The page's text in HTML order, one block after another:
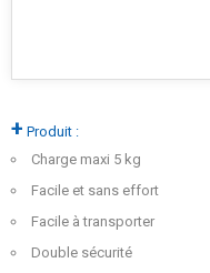
+ Produit :
Charge maxi 5 kg
Facile et sans effort
Facile à transporter
Double sécurité